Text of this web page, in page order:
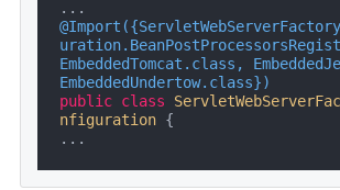
EmbeddedTomcat.class,
EmbeddedUndertow.class})
public class
nfiguration {
...